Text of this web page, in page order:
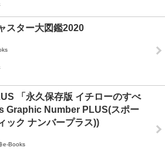
スター大図鑑2020
「永久保存版 イチローのすべ
Graphic Number PLUS(スポー
ック ナンバープラス))
e-Books